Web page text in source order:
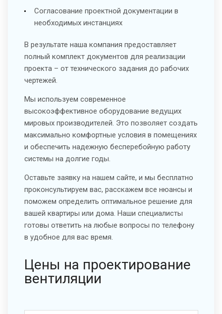
Согласование проектной документации в
необходимых инстанциях
В результате наша компания предоставляет
полный комплект документов для реализации
проекта – от технического задания до рабочих
чертежей.
Мы используем современное
высокоэффективное оборудование ведущих
мировых производителей. Это позволяет создать
максимально комфортные условия в помещениях
и обеспечить надежную бесперебойную работу
системы на долгие годы.
Оставьте заявку на нашем сайте, и мы бесплатно
проконсультируем вас, расскажем все нюансы и
поможем определить оптимальное решение для
вашей квартиры или дома. Наши специалисты
готовы ответить на любые вопросы по телефону
в удобное для вас время.
Цены на проектирование
вентиляции